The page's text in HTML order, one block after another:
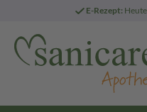
E-Rezept: